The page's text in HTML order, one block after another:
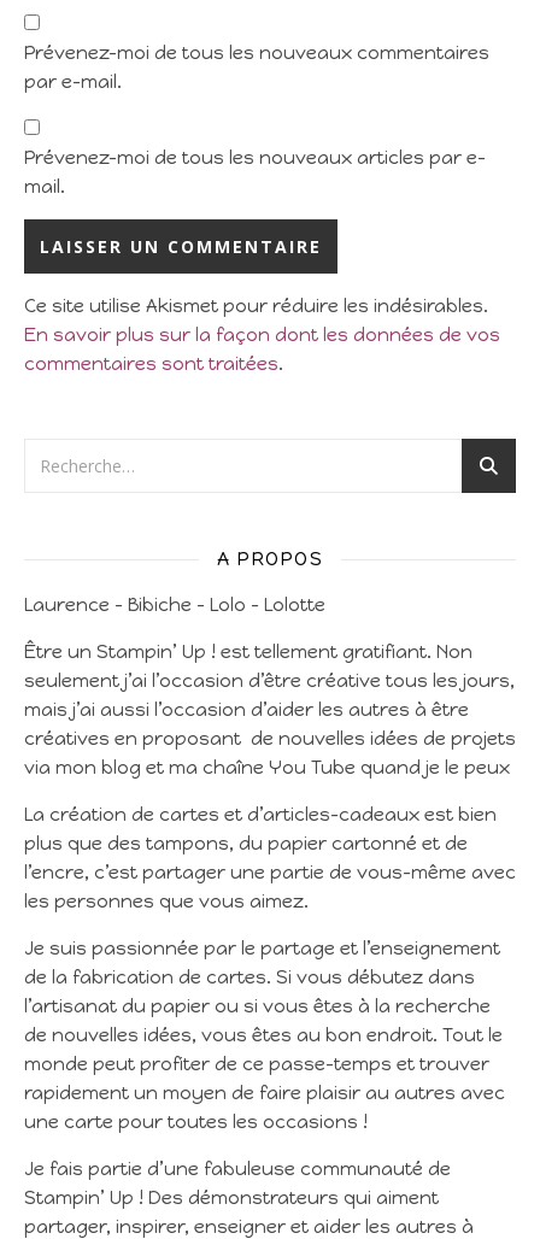
Prévenez-moi de tous les nouveaux commentaires
par e-mail.
Prévenez-moi de tous les nouveaux articles par e-
mail.
Ce site utilise Akismet pour réduire les indésirables.
En savoir plus sur la façon dont les données de vos
commentaires sont traitées.
A PROPOS
Laurence – Bibiche – Lolo – Lolotte
Être un Stampin’ Up ! est tellement gratifiant. Non
seulement j’ai l’occasion d’être créative tous les jours,
mais j’ai aussi l’occasion d’aider les autres à être
créatives en proposant de nouvelles idées de projets
via mon blog et ma chaîne You Tube quand je le peux
La création de cartes et d’articles-cadeaux est bien
plus que des tampons, du papier cartonné et de
l’encre, c’est partager une partie de vous-même avec
les personnes que vous aimez.
Je suis passionnée par le partage et l’enseignement
de la fabrication de cartes. Si vous débutez dans
l’artisanat du papier ou si vous êtes à la recherche
de nouvelles idées, vous êtes au bon endroit. Tout le
monde peut profiter de ce passe-temps et trouver
rapidement un moyen de faire plaisir au autres avec
une carte pour toutes les occasions !
Je fais partie d’une fabuleuse communauté de
Stampin’ Up ! Des démonstrateurs qui aiment
partager, inspirer, enseigner et aider les autres à